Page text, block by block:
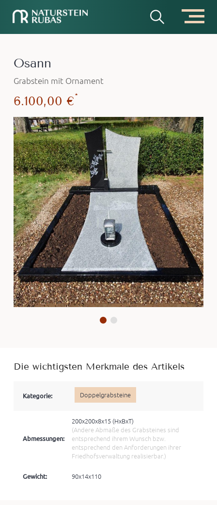
Osann
Grabstein mit Ornament
6.100,00 €*
Die wichtigsten Merkmale des Artikels
Kategorie: Doppelgrabsteine
Abmessungen:
200x200x8x15 (HxBхT)
(Andere Abmaße des Grabsteines sind
entsprechend ihrem Wunsch bzw.
entsprechend den Anforderungen ihrer
Friedhofsverwaltung realisierbar.)
Gewicht: 90x14x110